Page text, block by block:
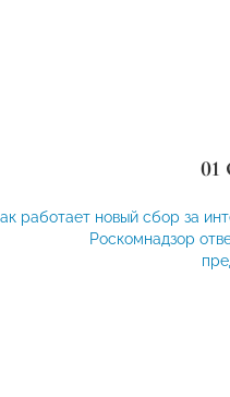
01
работает новый сбор за
Роскомнадзор